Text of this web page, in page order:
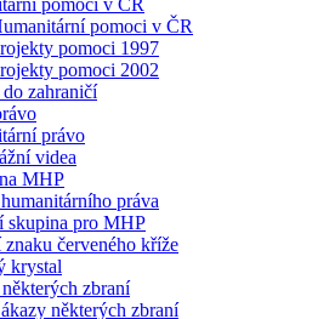
pomoci v ČR
pomoci v ČR
pomoci 1997
pomoci 2002
zahraničí
právo
videa
MHP
práva
skupina pro MHP
červeného kříže
krystal
zbraní
některých zbraní